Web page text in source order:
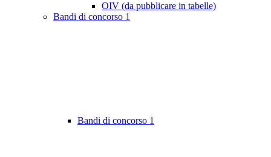
OIV (da pubblicare in tabelle)
Bandi di concorso 1
Bandi di concorso 1